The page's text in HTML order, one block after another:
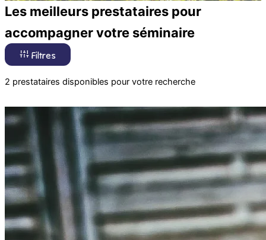
Les meilleurs prestataires pour
accompagner votre séminaire
Filtres
2 prestataires disponibles pour votre recherche